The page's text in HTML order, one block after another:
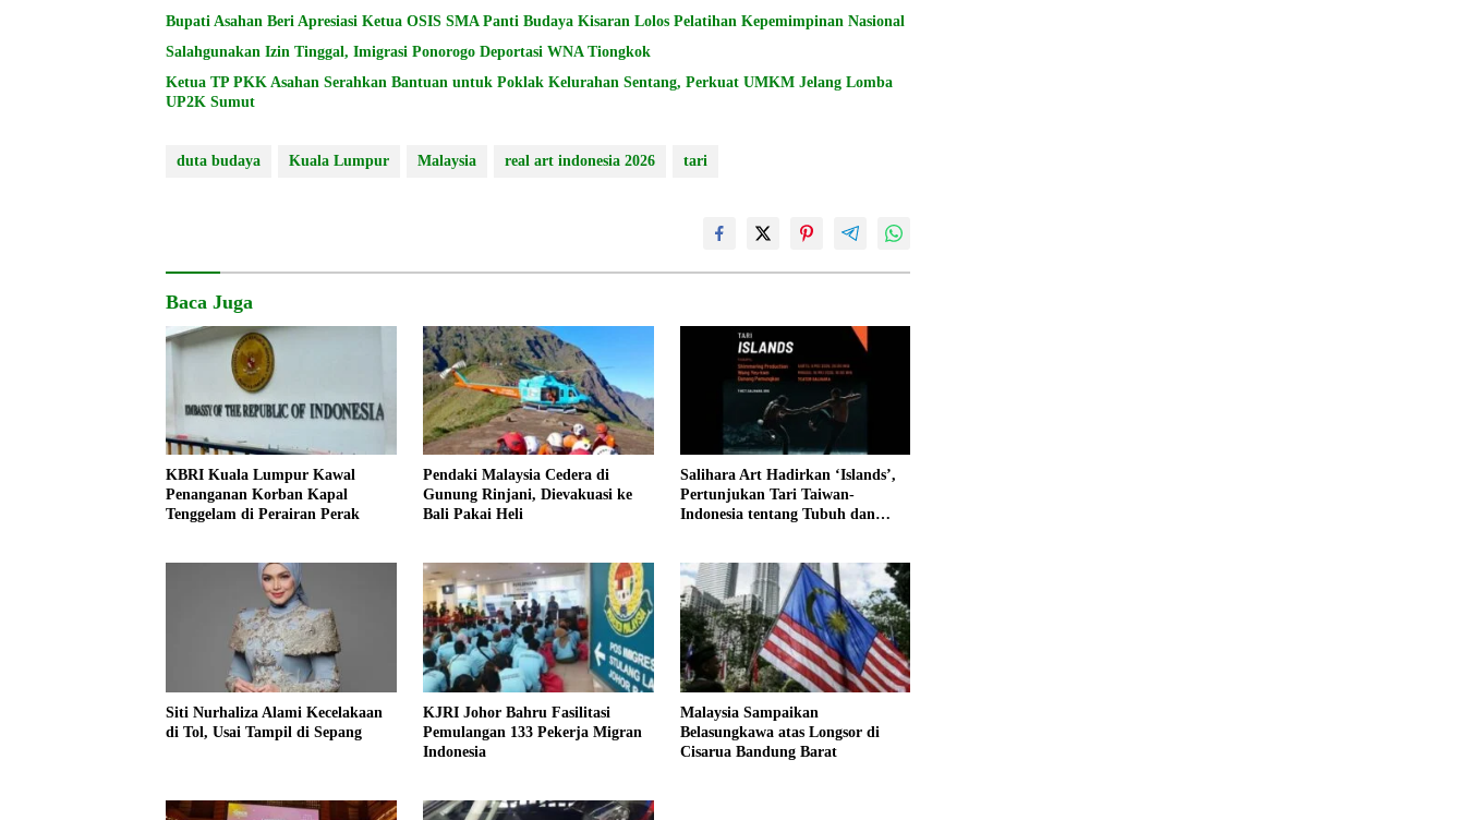
Bupati Asahan Beri Apresiasi Ketua OSIS SMA Panti Budaya Kisaran Lolos Pelatihan Kepemimpinan Nasional
Salahgunakan Izin Tinggal, Imigrasi Ponorogo Deportasi WNA Tiongkok
Ketua TP PKK Asahan Serahkan Bantuan untuk Poklak Kelurahan Sentang, Perkuat UMKM Jelang Lomba
UP2K Sumut
duta budaya Kuala Lumpur Malaysia real art indonesia 2026 tari
Baca Juga
KBRI Kuala Lumpur Kawal
Penanganan Korban Kapal
Tenggelam di Perairan Perak
Pendaki Malaysia Cedera di
Gunung Rinjani, Dievakuasi ke
Bali Pakai Heli
Salihara Art Hadirkan ‘Islands’,
Pertunjukan Tari Taiwan-
Indonesia tentang Tubuh dan
Siti Nurhaliza Alami Kecelakaan
di Tol, Usai Tampil di Sepang
KJRI Johor Bahru Fasilitasi
Pemulangan 133 Pekerja Migran
Indonesia
Malaysia Sampaikan
Belasungkawa atas Longsor di
Cisarua Bandung Barat